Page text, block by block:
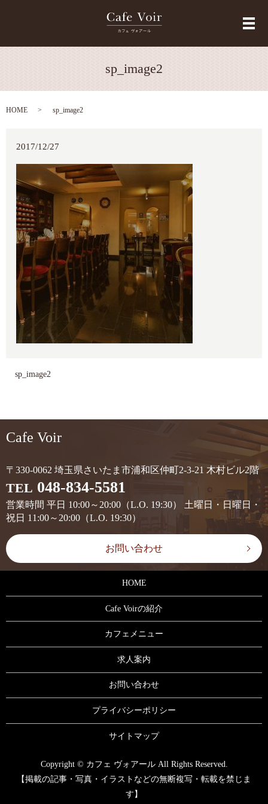
メ
sp_image2
HOME sp_image2
2017/12/27
sp_image2
Cafe Voir
〒330-0062 埼玉県さいたま市浦和区仲町2-3-21 木村ビル2階
TEL 048-834-5581
営業時間 平日 10:00～20:00（L.O. 19:30） 土曜日・日曜日・
祝日 11:00～20:00（L.O. 19:30）
お問い合わせ
HOME
Cafe Voirの紹介
カフェメニュー
求人案内
お問い合わせ
プライバシーポリシー
サイトマップ
Copyright © カフェ ヴォアール All Rights Reserved.
【掲載の記事・写真・イラストなどの無断複写・転載を禁じま
す】